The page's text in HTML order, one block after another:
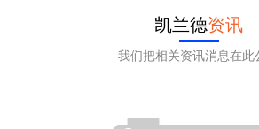
凯兰德资讯
我们把相关资讯消息在此